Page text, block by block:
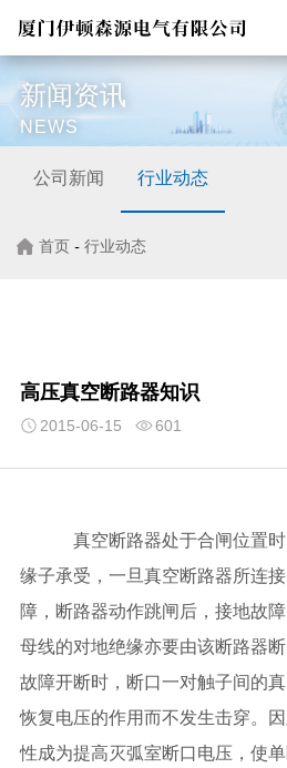
新闻资讯
NEWS
公司新闻 行业动态
首页 - 行业动态
高压真空断路器知识
2015-06-15 601
真空断路器处于合闸位置
缘子承受，一旦真空断路器所连
障，断路器动作跳闸后，接地故
母线的对地绝缘亦要由该断路器
故障开断时，断口一对触子间的
恢复电压的作用而不发生击穿。
性成为提高灭弧室断口电压，使